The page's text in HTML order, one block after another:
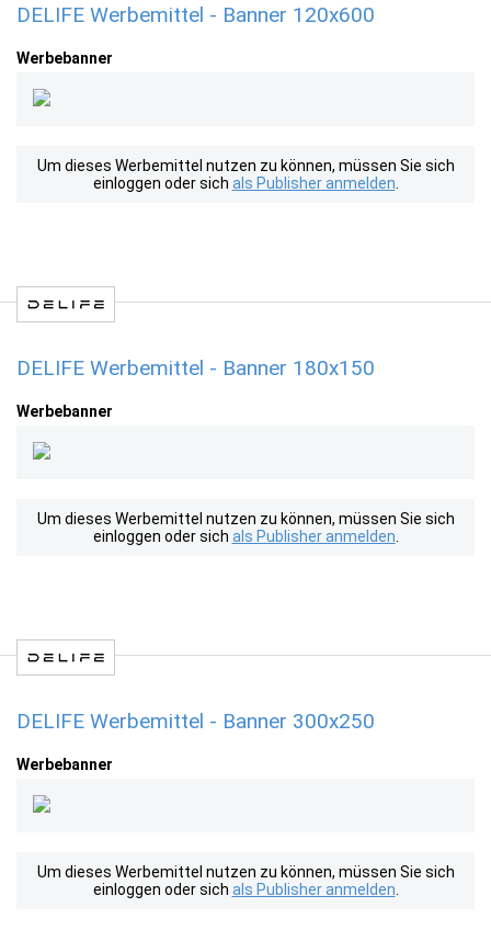
DELIFE Werbemittel - Banner 120x600
Werbebanner
Um dieses Werbemittel nutzen zu können, müssen Sie sich
einloggen oder sich als Publisher anmelden
DELIFE Werbemittel - Banner 180x150
Werbebanner
Um dieses Werbemittel nutzen zu können, müssen Sie sich
einloggen oder sich als Publisher anmelden
DELIFE Werbemittel - Banner 300x250
Werbebanner
Um dieses Werbemittel nutzen zu können, müssen Sie sich
einloggen oder sich als Publisher anmelden